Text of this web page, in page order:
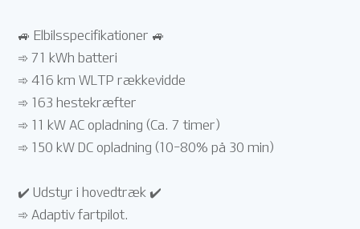
🚙 Elbilsspecifikationer 🚙
➾ 71 kWh batteri
➾ 416 km WLTP rækkevidde
➾ 163 hestekræfter
➾ 11 kW AC opladning (Ca. 7 timer)
➾ 150 kW DC opladning (10-80% på 30 min)
✔️ Udstyr i hovedtræk ✔️
➾ Adaptiv fartpilot.